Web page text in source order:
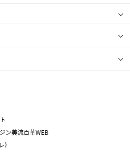
お歳暮
ジルスチュアート
SK-Ⅱ
新宿高野
ママ＆キッズ
五月人形
ホワイトデー
ン美流百華WEB